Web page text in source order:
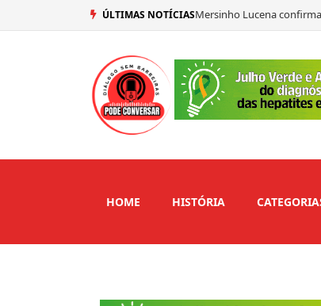
ÚLTIMAS NOTÍCIASMersinho Lucena
Ex-prefeito de São José
Copa do Brasil define seis
HOME HISTÓRIA